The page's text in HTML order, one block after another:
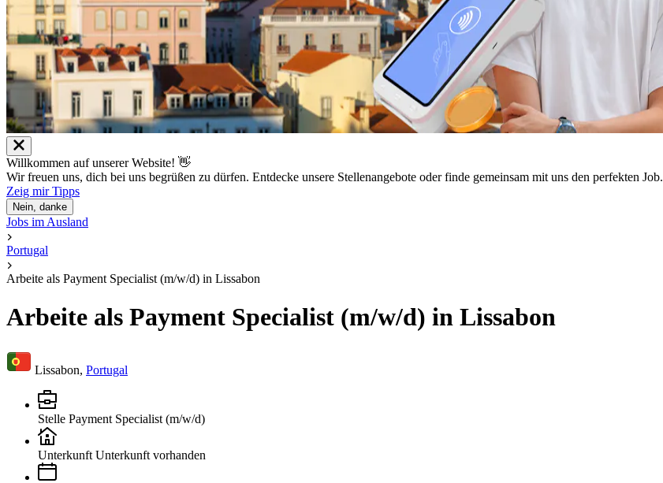
Willkommen auf unserer Website! 👋
Wir freuen uns, dich bei uns begrüßen zu dürfen. Entdecke unsere Stellenangebote oder finde gemeinsam mit uns den perfekten Job.
Zeig mir Tipps
Nein, danke
Jobs im Ausland
Portugal
Arbeite als Payment Specialist (m/w/d) in Lissabon
Arbeite als Payment Specialist (m/w/d) in Lissabon
Lissabon, Portugal
Stelle Payment Specialist (m/w/d)
Unterkunft Unterkunft vorhanden